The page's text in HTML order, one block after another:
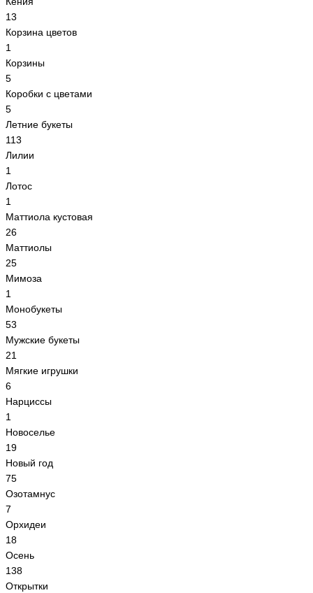
13
Корзина цветов
1
Корзины
5
Коробки с цветами
5
Летние букеты
113
Лилии
1
Лотос
1
Маттиола кустовая
26
Маттиолы
25
Мимоза
1
Монобукеты
53
Мужские букеты
21
Мягкие игрушки
6
Нарциссы
1
Новоселье
19
Новый год
75
Озотамнус
7
Орхидеи
18
Осень
138
Открытки